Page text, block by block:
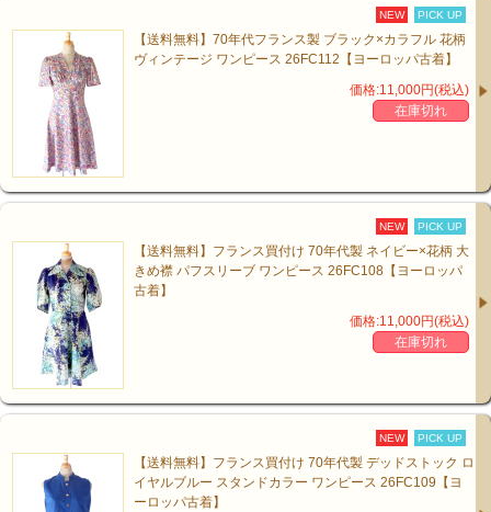
NEW PICK UP
【送料無料】70年代フランス製 ブラック×カラフル 花柄
ヴィンテージ ワンピース 26FC112【ヨーロッパ古着】
価格:11,000円(税込)
在庫切れ
NEW PICK UP
【送料無料】フランス買付け 70年代製 ネイビー×花柄 大
きめ襟 パフスリーブ ワンピース 26FC108【ヨーロッパ
古着】
価格:11,000円(税込)
在庫切れ
NEW PICK UP
【送料無料】フランス買付け 70年代製 デッドストック ロ
イヤルブルー スタンドカラー ワンピース 26FC109【ヨ
ーロッパ古着】